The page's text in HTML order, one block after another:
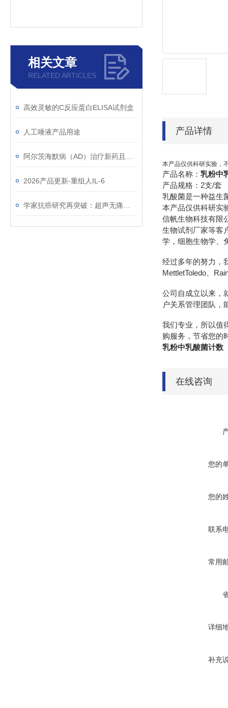
相关文章
RELATED ARTICLES
高效灵敏的C反应蛋白ELISA试剂盒
人工唾液产品用途
2026产品更新-重组人IL-6
产品详情
本产品仅供科研实验，
产品名称： 乳粉中
产品规格：2支/套
乳酸菌是一种益生
本产品仅供科研实
信帆生物科技有限
生物试剂厂家等客
学，细胞生物学、
经过多年的努力，
MettletToledo、
公司自成立以来，
户关系管理团队，
我们专业，所以值
购服务，节省您的
乳粉中乳酸菌计数
在线咨询
您的
您的
联系
常用
详细
补充